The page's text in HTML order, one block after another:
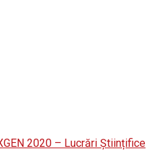
2020 – Lucrări Științifice